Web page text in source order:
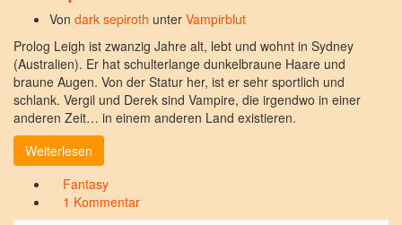
Von dark sepiroth unter Vampirblut
Prolog Leigh ist zwanzig Jahre alt, lebt und wohnt in Sydney
(Australien). Er hat schulterlange dunkelbraune Haare und
braune Augen. Von der Statur her, ist er sehr sportlich und
schlank. Vergil und Derek sind Vampire, die irgendwo in einer
anderen Zeit… in einem anderen Land existieren.
Weiterlesen
Fantasy
1 Kommentar